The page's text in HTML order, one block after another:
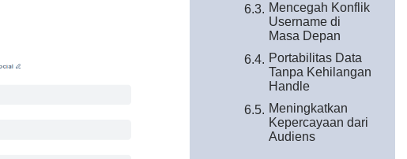
Mencegah Konflik
Username di
Masa Depan
Portabilitas Data
Tanpa Kehilangan
Handle
Meningkatkan
Kepercayaan dari
Audiens